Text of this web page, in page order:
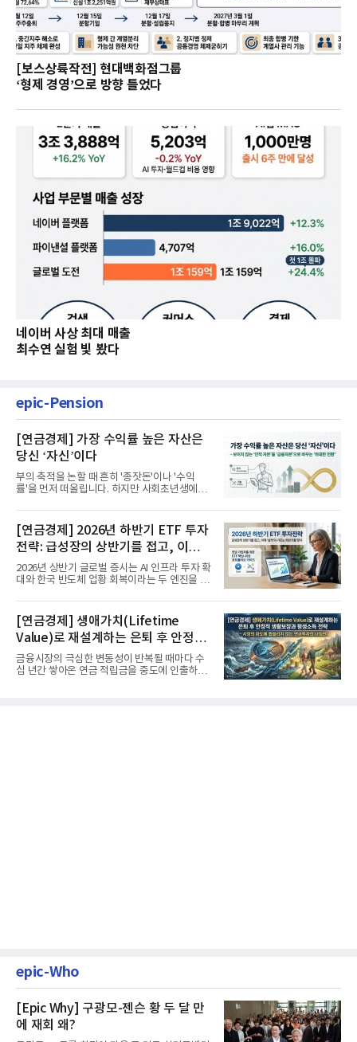
[보스상륙작전] 현대백화점그룹
‘형제 경영’으로 방향 틀었다
네이버 사상 최대 매출
최수연 실험 빛 봤다
epic-Pension
[연금경제] 가장 수익률 높은 자산은
당신 ‘자신’이다
부의 축적을 논할 때 흔히 '종잣돈'이나 '수익
률'을 먼저 떠올립니다. 하지만 사회초년생에게
[연금경제] 2026년 하반기 ETF 투자
전략: 급성장의 상반기를 접고, 이제
'실적'이 가르는 하반기를 맞다
2026년 상반기 글로벌 증시는 AI 인프라 투자 확
대와 한국 반도체 업황 회복이라는 두 엔진을 달
[연금경제] 생애가치(Lifetime
Value)로 재설계하는 은퇴 후 안정적
생활보장과 평생소득 전략
금융시장의 극심한 변동성이 반복될 때마다 수
십 년간 쌓아온 연금 적립금을 중도에 인출하거
epic-Who
[Epic Why] 구광모-젠슨 황 두 달 만
에 재회 왜?